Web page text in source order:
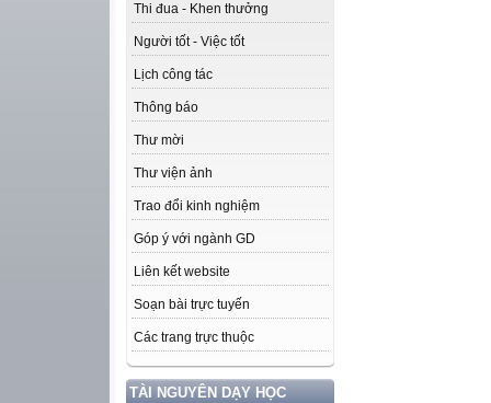
Thi đua - Khen thưởng
Người tốt - Việc tốt
Lịch công tác
Thông báo
Thư mời
Thư viện ảnh
Trao đổi kinh nghiệm
Góp ý với ngành GD
Liên kết website
Soạn bài trực tuyến
Các trang trực thuộc
TÀI NGUYÊN DẠY HỌC